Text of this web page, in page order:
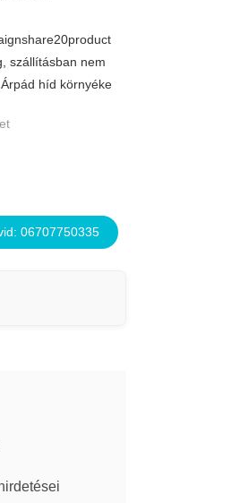
szállításban nem
híd környéke
06707750335